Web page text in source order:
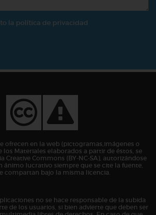
la política de privacidad
ofrecen en la web (pictogramas,imágenes o
los Materiales elaborados a partir de éstos, se
Creative Commons (BY-NC-SA), autorizándose
ánimo lucrativo siempre que se cite la fuente,
compartan bajo la misma licencia.
no se hace responsable de la subida
de los usuarios, si bien advierte que deben ser